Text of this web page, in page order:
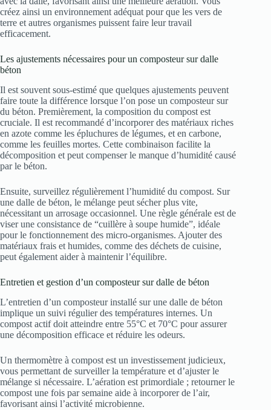
créez ainsi un environnement adéquat pour que les vers de
terre et autres organismes puissent faire leur travail
efficacement.
Les ajustements nécessaires pour un composteur sur dalle
béton
Il est souvent sous-estimé que quelques ajustements peuvent
faire toute la différence lorsque l’on pose un composteur sur
du béton. Premièrement, la composition du compost est
cruciale. Il est recommandé d’incorporer des matériaux riches
en azote comme les épluchures de légumes, et en carbone,
comme les feuilles mortes. Cette combinaison facilite la
décomposition et peut compenser le manque d’humidité causé
par le béton.
Ensuite, surveillez régulièrement l’humidité du compost. Sur
une dalle de béton, le mélange peut sécher plus vite,
nécessitant un arrosage occasionnel. Une règle générale est de
viser une consistance de “cuillère à soupe humide”, idéale
pour le fonctionnement des micro-organismes. Ajouter des
matériaux frais et humides, comme des déchets de cuisine,
peut également aider à maintenir l’équilibre.
Entretien et gestion d’un composteur sur dalle de béton
L’entretien d’un composteur installé sur une dalle de béton
implique un suivi régulier des températures internes. Un
compost actif doit atteindre entre 55°C et 70°C pour assurer
une décomposition efficace et réduire les odeurs.
Un thermomètre à compost est un investissement judicieux,
vous permettant de surveiller la température et d’ajuster le
mélange si nécessaire. L’aération est primordiale ; retourner le
compost une fois par semaine aide à incorporer de l’air,
favorisant ainsi l’activité microbienne.